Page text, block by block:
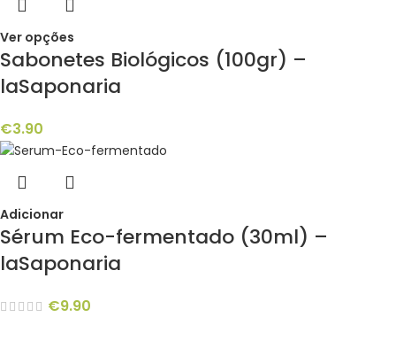
Ver opções
Sabonetes Biológicos (100gr) –
laSaponaria
€3.90
Adicionar
Sérum Eco-fermentado (30ml) –
laSaponaria
€9.90